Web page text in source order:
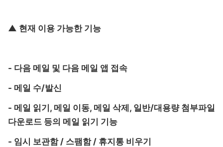
▲ 현재 이용 가능한 기능
- 다음 메일 및 다음 메일 앱 접속
- 메일 수/발신
- 메일 읽기, 메일 이동, 메일 삭제, 일반/대용량 첨부파일
다운로드 등의 메일 읽기 기능
- 임시 보관함 / 스팸함 / 휴지통 비우기